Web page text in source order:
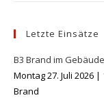
Letzte Einsätze
B3 Brand im Gebäude
Montag 27. Juli 2026 |
Brand